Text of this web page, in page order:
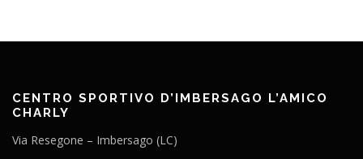
CENTRO SPORTIVO D’IMBERSAGO L’AMICO
CHARLY
Via Resegone – Imbersago (LC)